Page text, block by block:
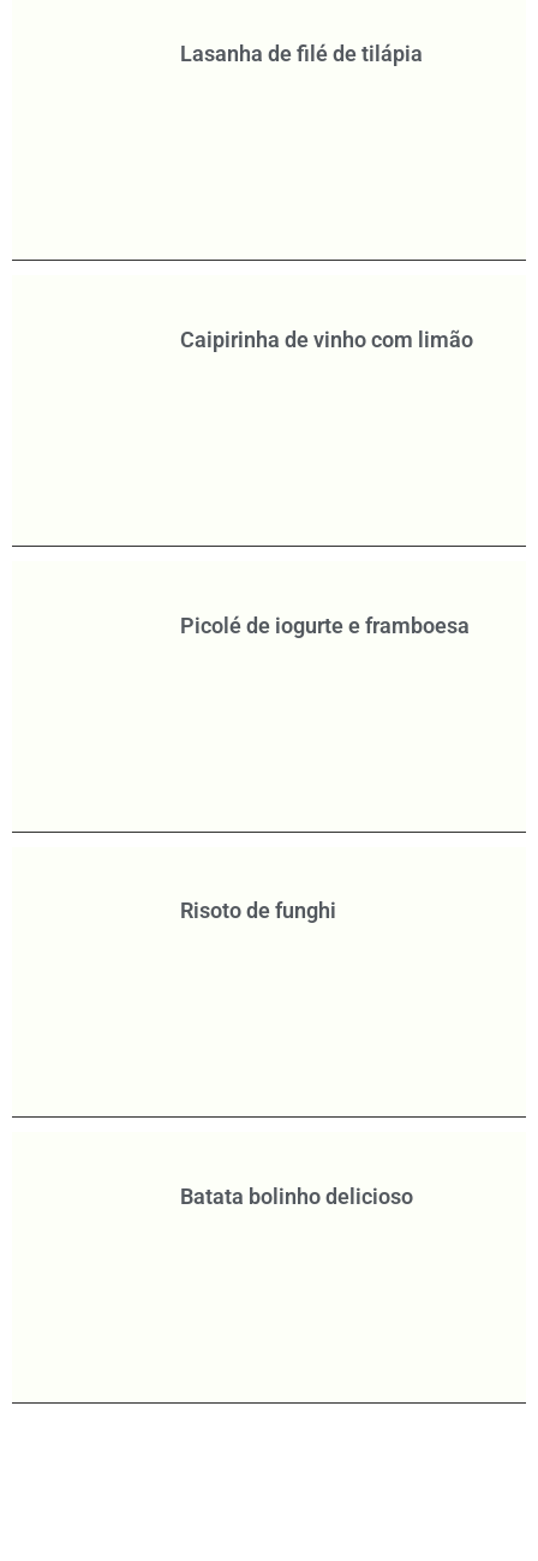
Lasanha de filé de tilápia
Caipirinha de vinho com limão
Picolé de iogurte e framboesa
Risoto de funghi
Batata bolinho delicioso